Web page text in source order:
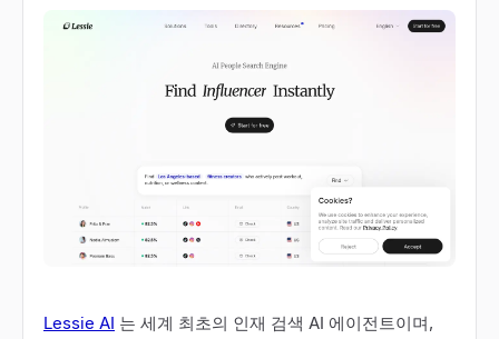
Lessie AI 는 세계 최초의 인재 검색 AI 에이전트이며,